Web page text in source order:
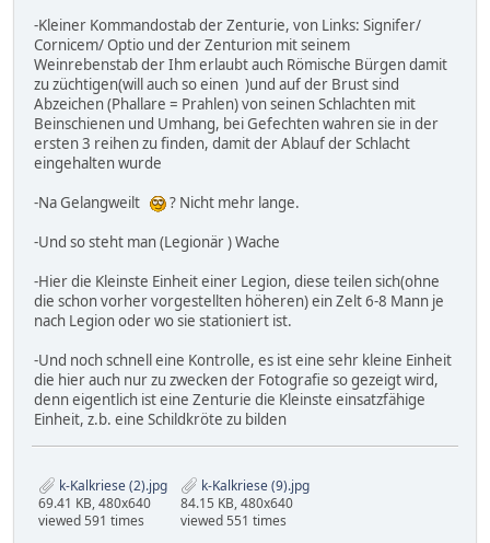
-Kleiner Kommandostab der Zenturie, von Links: Signifer/
Cornicem/ Optio und der Zenturion mit seinem
Weinrebenstab der Ihm erlaubt auch Römische Bürgen damit
zu züchtigen(will auch so einen )und auf der Brust sind
Abzeichen (Phallare = Prahlen) von seinen Schlachten mit
Beinschienen und Umhang, bei Gefechten wahren sie in der
ersten 3 reihen zu finden, damit der Ablauf der Schlacht
eingehalten wurde
-Na Gelangweilt
? Nicht mehr lange.
-Und so steht man (Legionär ) Wache
-Hier die Kleinste Einheit einer Legion, diese teilen sich(ohne
die schon vorher vorgestellten höheren) ein Zelt 6-8 Mann je
nach Legion oder wo sie stationiert ist.
-Und noch schnell eine Kontrolle, es ist eine sehr kleine Einheit
die hier auch nur zu zwecken der Fotografie so gezeigt wird,
denn eigentlich ist eine Zenturie die Kleinste einsatzfähige
Einheit, z.b. eine Schildkröte zu bilden
k-Kalkriese (2).jpg
69.41 KB, 480x640
viewed 591 times
k-Kalkriese (9).jpg
84.15 KB, 480x640
viewed 551 times